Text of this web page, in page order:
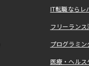
IT転職なら
フリーラン
プログラミ
医療・ヘル